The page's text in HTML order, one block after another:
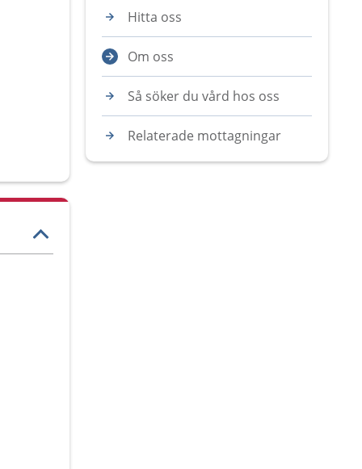
Hitta oss
Om oss
Så söker du vård hos oss
Relaterade mottagningar